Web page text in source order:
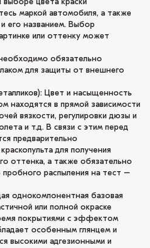
цвета краски
маркой автомобиля, а также
его названием. Выбор
или оттенку может
обязательно
для защиты от внешнего
Цвет и насыщенность
находятся в прямой зависимости
вязкости, регулировки дюзы и
и т.д. В связи с этим перед
предварительно
для получения
оттенка, а также обязательно
распыления на тест –
однокомпонентная базовая
или полной окраске
покрытиями с эффектом
особенным глянцем и
высокими адгезионными и